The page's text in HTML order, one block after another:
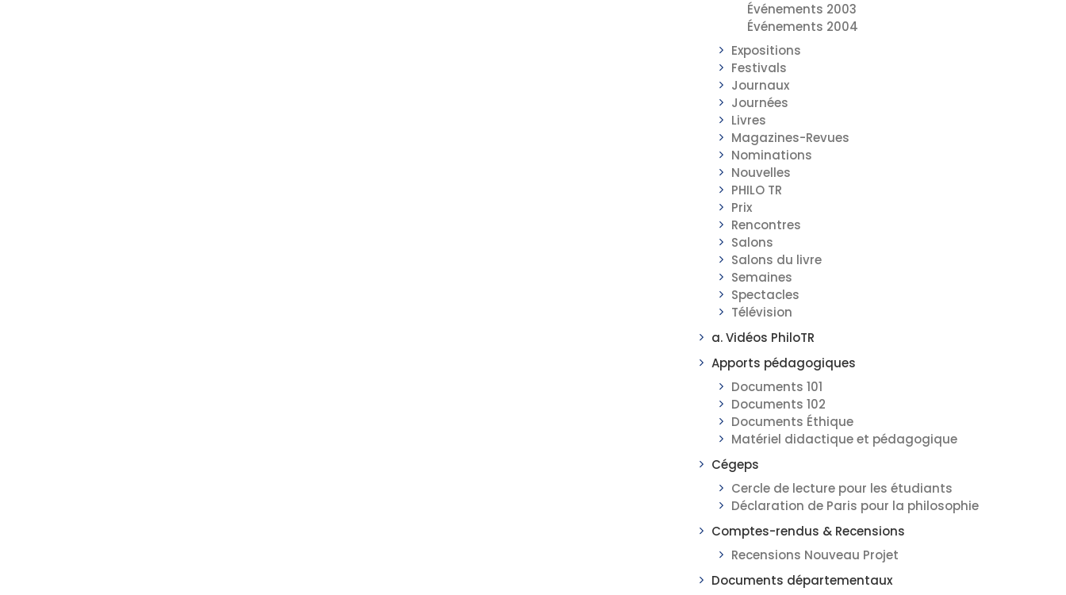
Événements 2003
Événements 2004
Expositions
Festivals
Journaux
Journées
Livres
Magazines-Revues
Nominations
Nouvelles
PHILO TR
Prix
Rencontres
Salons
Salons du livre
Semaines
Spectacles
Télévision
a. Vidéos PhiloTR
Apports pédagogiques
Documents 101
Documents 102
Documents Éthique
Matériel didactique et pédagogique
Cégeps
Cercle de lecture pour les étudiants
Déclaration de Paris pour la philosophie
Comptes-rendus & Recensions
Recensions Nouveau Projet
Documents départementaux